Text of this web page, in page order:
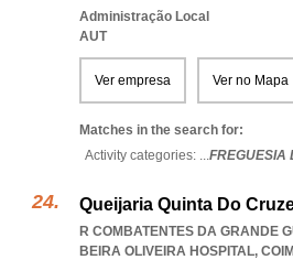
Administração Local
AUT
Ver empresa Ver no Mapa
Matches in the search for:
Activity categories: ...FREGUESIA
Queijaria Quinta Do
R COMBATENTES DA GRANDE
BEIRA OLIVEIRA HOSPITAL,